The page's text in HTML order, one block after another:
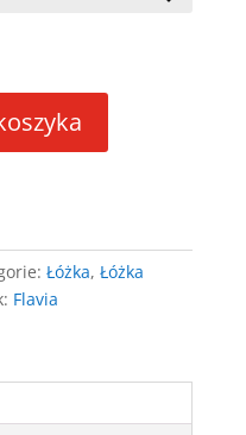
Łóżka, Łóżka
Flavia